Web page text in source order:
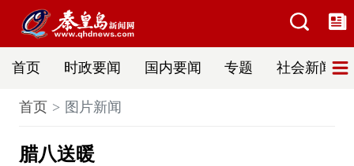
首页 时政要闻 国内要闻 专题 社会新闻
首页 图片新闻
腊八送暖